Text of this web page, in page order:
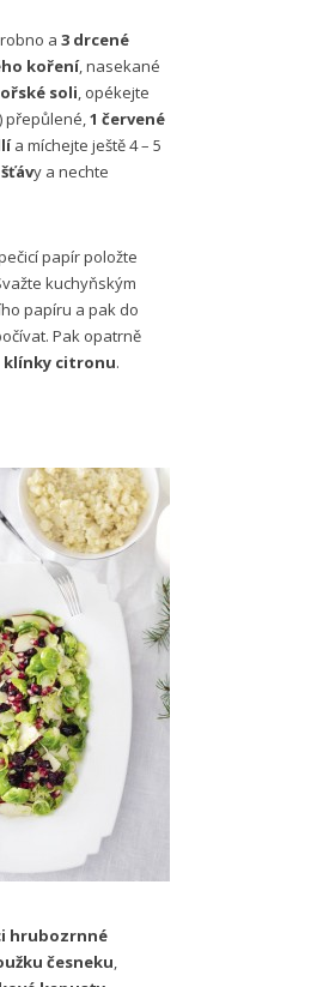
a 3 drcené
koření, nasekané
soli, opékejte
přepůlené,1 červené
a míchejte ještě 4 – 5
y a nechte
papír položte
kuchyňským
papíru a pak do
Pak opatrně
klínky citronu.
hrubozrnné
česneku,